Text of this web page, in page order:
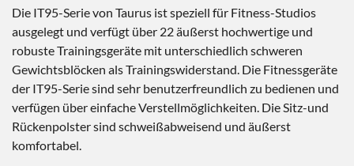
Die IT95-Serie von Taurus ist speziell für Fitness-Studios
ausgelegt und verfügt über 22 äußerst hochwertige und
robuste Trainingsgeräte mit unterschiedlich schweren
Gewichtsblöcken als Trainingswiderstand. Die Fitnessgeräte
der IT95-Serie sind sehr benutzerfreundlich zu bedienen und
verfügen über einfache Verstellmöglichkeiten. Die Sitz-und
Rückenpolster sind schweißabweisend und äußerst
komfortabel.